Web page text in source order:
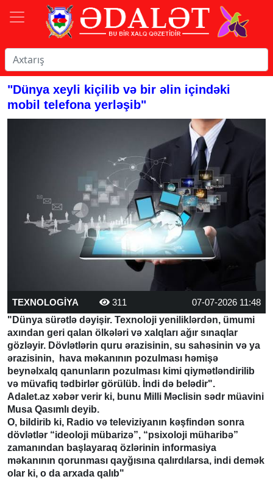
"Dünya xeyli kiçilib və bir əlin içindəki
mobil telefona yerləşib"
TEXNOLOGİYA 311
07-07-2026 11:48
"Dünya sürətlə dəyişir. Texnoloji yeniliklərdən, ümumi
axından geri qalan ölkələri və xalqları ağır sınaqlar
gözləyir. Dövlətlərin quru ərazisinin, su sahəsinin və ya
ərazisinin, hava məkanının pozulması həmişə
beynəlxalq qanunların pozulması kimi qiymətləndirilib
və müvafiq tədbirlər görülüb. İndi də belədir".
Adalet.az xəbər verir ki, bunu Milli Məclisin sədr müavini
Musa Qasımlı deyib.
O, bildirib ki, Radio və televiziyanın kəşfindən sonra
dövlətlər “ideoloji mübarizə”, “psixoloji müharibə”
zamanından başlayaraq özlərinin informasiya
məkanının qorunması qayğısına qalırdılarsa, indi demək
olar ki, o da arxada qalıb"